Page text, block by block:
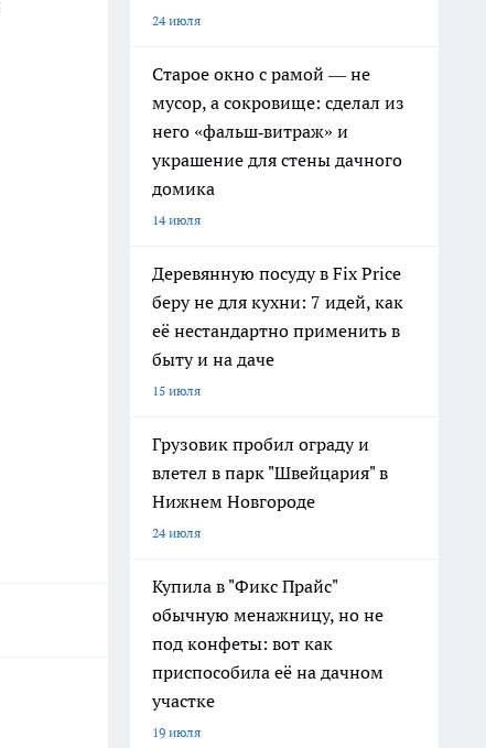
24 июля
Старое окно с рамой — не
мусор, а сокровище: сделал из
него «фальш‑витраж» и
украшение для стены дачного
домика
14 июля
Деревянную посуду в Fix Price
беру не для кухни: 7 идей, как
её нестандартно применить в
быту и на даче
15 июля
Грузовик пробил ограду и
влетел в парк "Швейцария" в
Нижнем Новгороде
24 июля
Купила в "Фикс Прайс"
обычную менажницу, но не
под конфеты: вот как
приспособила её на дачном
участке
19 июля